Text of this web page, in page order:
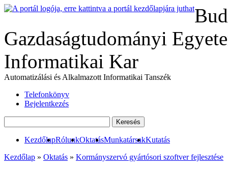
Gazdaságtudományi
Informatikai Kar
Automatizálási és Alkalmazott Informatikai Tanszék
Telefonkönyv
Bejelentkezés
KezdőlapRólunkOktatásMunkatársakKutatás
Kezdőlap » Oktatás » Kormányszervó gyártósori szoftver fejlesztése